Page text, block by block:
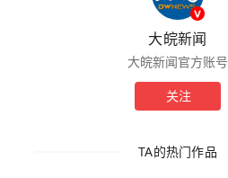
大皖新闻
大皖新闻官方账号
关注
TA的热门作品